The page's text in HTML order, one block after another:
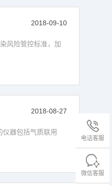
电话客服
微信客服
2018-09-10
风险管控标准，加
2018-08-27
仪器包括气质联用